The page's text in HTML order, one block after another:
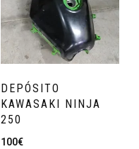
DEPÓSITO
KAWASAKI NINJA
250
100€